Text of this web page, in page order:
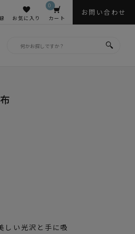
お気に入り カート
0
お問い合わせ
しい光沢と手に吸